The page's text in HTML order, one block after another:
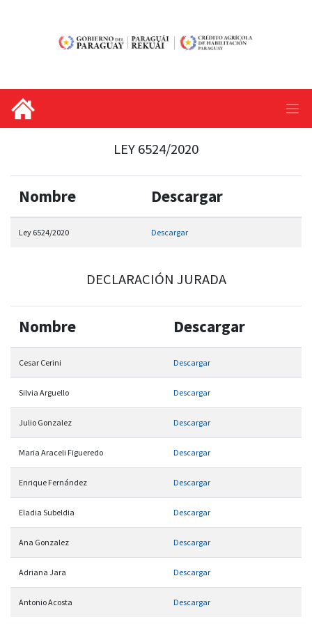
LEY 6524/2020
Nombre Descargar
Ley 6524/2020 Descargar
DECLARACIÓN JURADA
Nombre Descargar
Cesar Cerini Descargar
Silvia Arguello Descargar
Julio Gonzalez Descargar
Maria Araceli Figueredo Descargar
Enrique Fernández Descargar
Eladia Subeldia Descargar
Ana Gonzalez Descargar
Adriana Jara Descargar
Antonio Acosta Descargar